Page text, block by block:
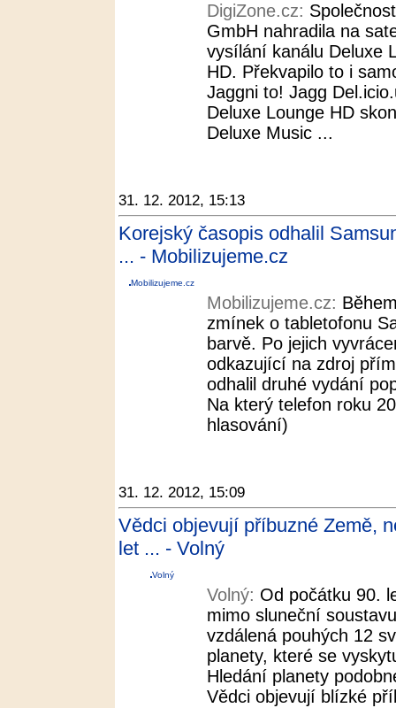
DigiZone.cz:
GmbH nahradila na
vysílání kanálu Deluxe
HD. Překvapilo to i
Jaggni to! Jagg
Deluxe Lounge HD
Deluxe Music ...
31. 12. 2012, 15:13
Korejský časopis odhalil
... - Mobilizujeme.cz
Mobilizujeme.cz
Mobilizujeme.cz:
zmínek o tabletofonu
barvě. Po jejich
odkazující na zdroj
odhalil druhé vydání
Na který telefon roku
hlasování)
31. 12. 2012, 15:09
Vědci objevují příbuzné Země,
let ... - Volný
Volný
Volný: Od počátku 90.
mimo sluneční
vzdálená pouhých 12
planety, které se
Hledání planety
Vědci objevují blízké